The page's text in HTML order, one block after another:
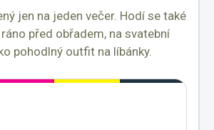
jen na jeden večer. Hodí se také
před obřadem, na svatební
pohodlný outfit na líbánky.